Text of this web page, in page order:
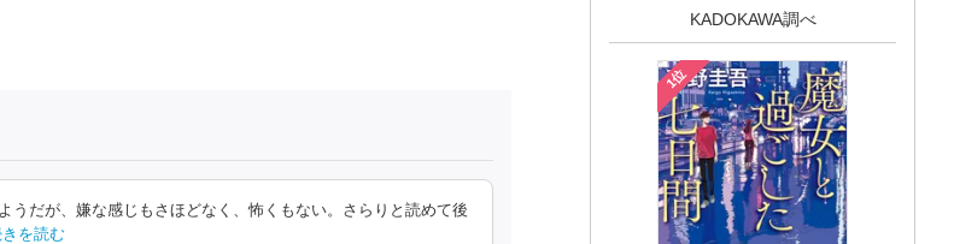
だが、嫌な感じもさほどなく、怖くもない。さらりと読めて後
きを読む
KADOKAWA調べ
1位